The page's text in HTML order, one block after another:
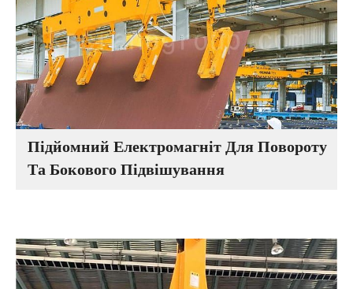
Підйомний Електромагніт Для Повороту
Та Бокового Підвішування